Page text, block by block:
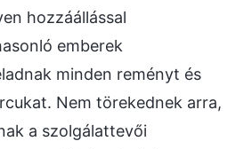
hozzáállással
emberek
minden reményt és
Nem törekednek arra,
a szolgálattevői